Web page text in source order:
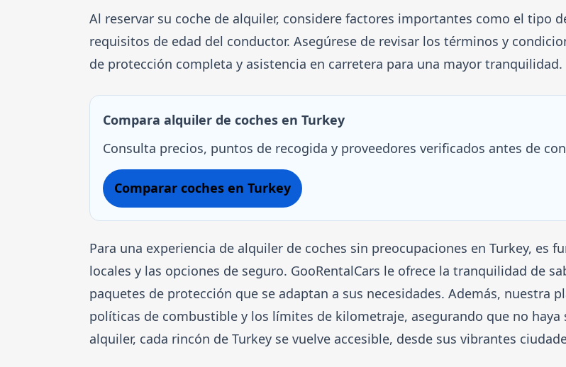
Al reservar su coche de alquiler, considere factores importantes como el tipo
requisitos de edad del conductor. Asegúrese de revisar los términos y
de protección completa y asistencia en carretera para una mayor tranquilidad.
Compara alquiler de coches en Turkey
Consulta precios, puntos de recogida y proveedores verificados antes de
Comparar coches en Turkey
Para una experiencia de alquiler de coches sin preocupaciones en Turkey, es
locales y las opciones de seguro. GooRentalCars le ofrece la tranquilidad de
paquetes de protección que se adaptan a sus necesidades. Además, nuestra
políticas de combustible y los límites de kilometraje, asegurando que no haya
alquiler, cada rincón de Turkey se vuelve accesible, desde sus vibrantes